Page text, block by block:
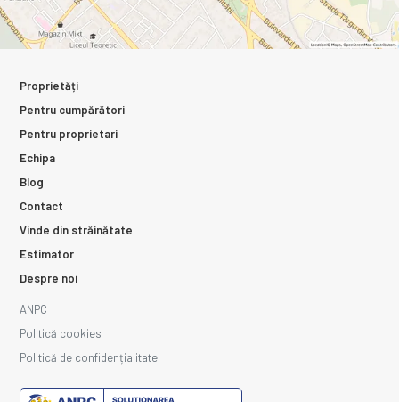
Proprietăți
Pentru cumpărători
Pentru proprietari
Echipa
Blog
Contact
Vinde din străinătate
Estimator
Despre noi
ANPC
Politică cookies
Politică de confidențialitate